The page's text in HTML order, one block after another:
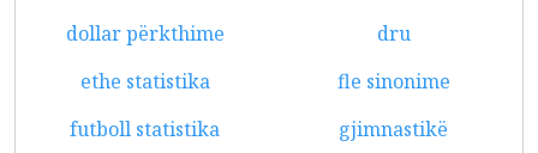
dollar përkthime
dru
ethe statistika
fle sinonime
futboll statistika
gjimnastikë